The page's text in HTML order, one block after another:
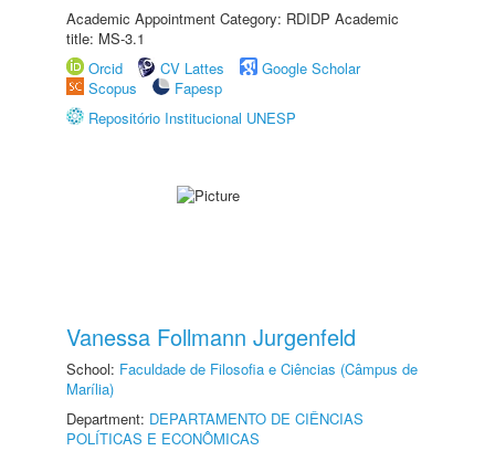
Academic Appointment Category: RDIDP Academic
title: MS-3.1
Orcid
CV Lattes
Google Scholar
Scopus
Fapesp
Repositório Institucional UNESP
Vanessa Follmann Jurgenfeld
School: Faculdade de Filosofia e Ciências (Câmpus de
Marília)
Department: DEPARTAMENTO DE CIÊNCIAS
POLÍTICAS E ECONÔMICAS